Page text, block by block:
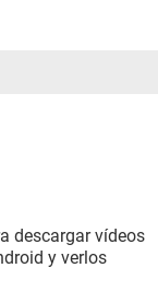
descargar vídeos
y verlos